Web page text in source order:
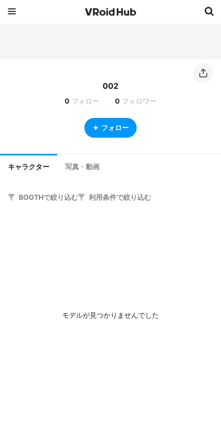
002
0 フォロー 0 フォロワー
フォロー
キャラクター 写真・動画
BOOTHで絞り込む 利用条件で絞り込む
モデルが見つかりませんでした